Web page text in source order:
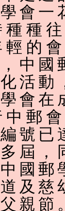
會一
種種
輕的
中
活動
會在
中郵
號已
屆，
國郵
及
親